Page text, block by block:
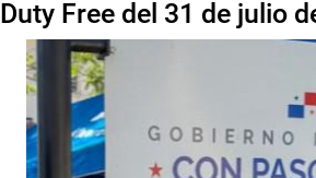
Duty Free del 31 de julio